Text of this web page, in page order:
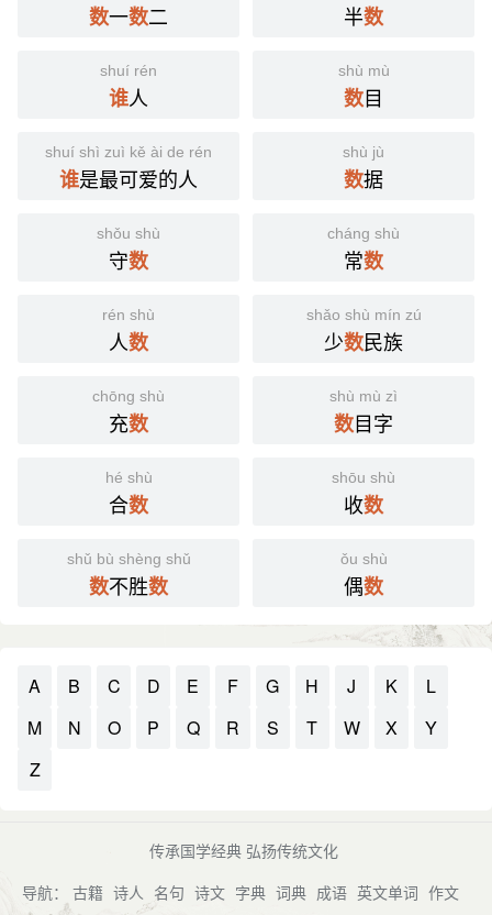
数一数二 半数
shuí rén
谁人
shù mù
数目
shuí shì zuì kě ài de rén
谁是最可爱的人
shù jù
数据
shǒu shù
守数
cháng shù
常数
rén shù
人数
shǎo shù mín zú
少数民族
chōng shù
充数
shù mù zì
数目字
hé shù
合数
shōu shù
收数
shǔ bù shèng shǔ
数不胜数
ǒu shù
偶数
A B C D E F G H J K
L
M
N O P Q R S T W X
Y
Z
传承国学经典 弘扬传统文化
导航： 古籍 诗人 名句 诗文 字典 词典 成语 英文单词 作文